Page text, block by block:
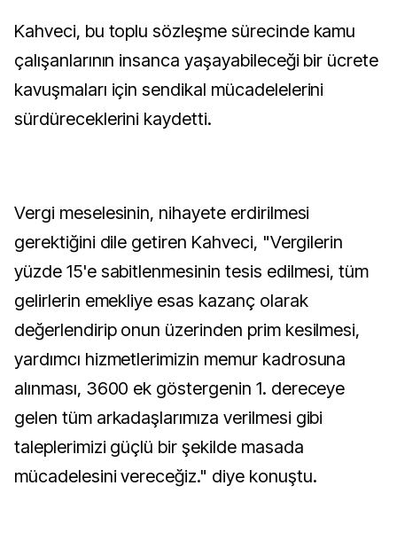
Kahveci, bu toplu sözleşme sürecinde kamu
çalışanlarının insanca yaşayabileceği bir ücrete
kavuşmaları için sendikal mücadelelerini
sürdüreceklerini kaydetti.
Vergi meselesinin, nihayete erdirilmesi
gerektiğini dile getiren Kahveci, "Vergilerin
yüzde 15'e sabitlenmesinin tesis edilmesi, tüm
gelirlerin emekliye esas kazanç olarak
değerlendirip onun üzerinden prim kesilmesi,
yardımcı hizmetlerimizin memur kadrosuna
alınması, 3600 ek göstergenin 1. dereceye
gelen tüm arkadaşlarımıza verilmesi gibi
taleplerimizi güçlü bir şekilde masada
mücadelesini vereceğiz." diye konuştu.